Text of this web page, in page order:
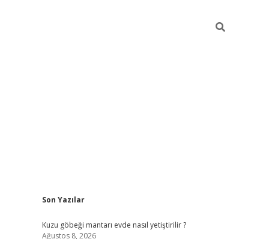
Sidebar
Son Yazılar
Kuzu göbeği mantarı evde nasıl yetiştirilir ?
Ağustos 8, 2026
piabellacasino